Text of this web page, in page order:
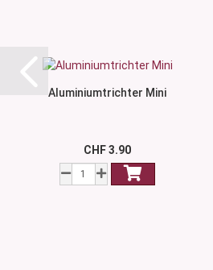
Aluminiumtrichter Mini
CHF 3.90